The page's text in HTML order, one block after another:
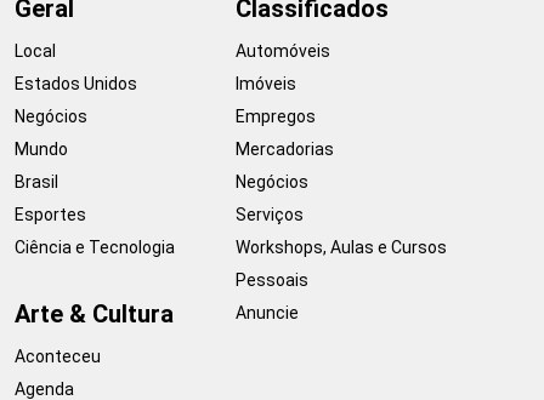
Geral
Local
Estados Unidos
Negócios
Mundo
Brasil
Esportes
Ciência e Tecnologia
Arte & Cultura
Aconteceu
Agenda
Classificados
Automóveis
Imóveis
Empregos
Mercadorias
Negócios
Serviços
Workshops, Aulas e Cursos
Pessoais
Anuncie